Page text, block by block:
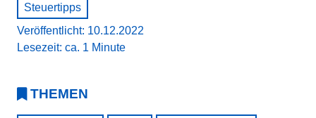
Steuertipps
Veröffentlicht: 10.12.2022
Lesezeit: ca. 1 Minute
THEMEN